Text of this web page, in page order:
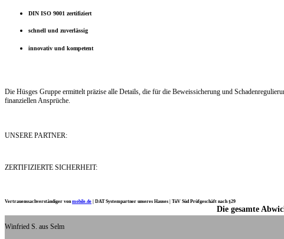
DIN ISO 9001 zertifiziert
schnell und zuverlässig
innovativ und kompetent
Die Hüsges Gruppe ermittelt präzise alle Details, die für die Beweissicherung und
finanziellen Ansprüche.
UNSERE PARTNER:
ZERTIFIZIERTE SICHERHEIT:
Vertrauenssachverständiger vonmobile.de DAT Systempartner unseres Hauses | TüV Süd Prüfgeschäft nach §29
Die gesamte
Winfried S. aus Selm